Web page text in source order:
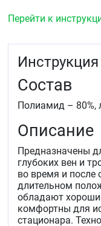
при всех видах
во время
при
&nbsp
Перейти к
Состав
Полиамид – 80%,
Описание
Предназначены
глубоких вен и
во время и после
длительном
обладают
комфортны для
стационара.